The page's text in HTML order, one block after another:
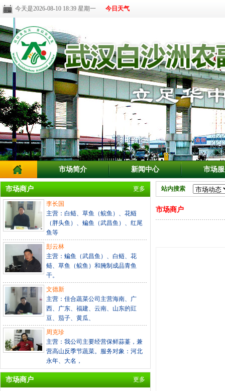
今天是2026-08-10 18:39 星期一 今日天气
市场简介 新闻中心 市场
市场商户 更多
李长国
主营：白鲢、草鱼（鲩鱼）、花鲢
（胖头鱼）、鳊鱼（武昌鱼）、红尾
鱼等
彭云林
主营：鳊鱼（武昌鱼）、白鲢、花
鲢、草鱼（鲩鱼）和腌制成品青鱼
干。
文德新
主营：佳合蔬菜公司主营海南、广
西、广东、福建、云南、山东的豇
豆、茄子、黄瓜、
周克珍
主营：我公司主要经营保鲜蒜薹，兼
营高山反季节蔬菜。服务对象：河北
永年、大名，
市场商户 更多
站内搜索
市场商户